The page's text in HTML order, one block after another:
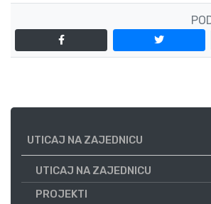
UTICAJ NA ZAJEDNICU
UTICAJ NA ZAJEDNICU
PROJEKTI